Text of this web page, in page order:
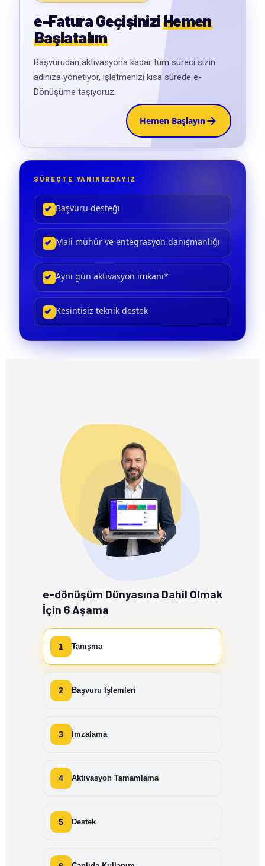
e-Fatura GeçişiniziHemen
Başlatalım
Başvurudan aktivasyona kadar tüm süreci sizin
adınıza yönetiyor, işletmenizi kısa sürede e-
Dönüşüme taşıyoruz.
Hemen Başlayın
SÜREÇTE YANINIZDAYIZ
Başvuru desteği
Mali mühür ve entegrasyon danışmanlığı
Aynı gün aktivasyon imkanı*
Kesintisiz teknik destek
e-dönüşüm Dünyasına Dahil Olmak
İçin 6 Aşama
1 Tanışma
2 Başvuru İşlemleri
3 İmzalama
4 Aktivasyon Tamamlama
5 Destek